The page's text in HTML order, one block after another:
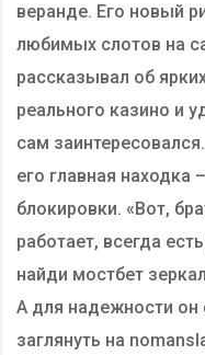
веранде. Его новый
любимых слотов на
рассказывал об
реального казино и
сам
его главная
блокировки. «Вот,
работает, всегда
найди мостбет
А для надежности
заглянуть на